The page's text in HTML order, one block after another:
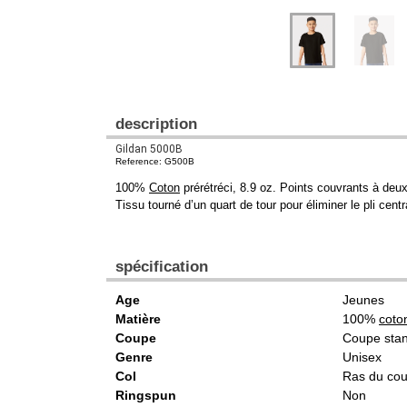
description
Gildan 5000B
Reference: G500B
100% Coton prérétréci, 8.9 oz. Points couvrants à
Tissu tourné d’un quart de tour pour éliminer le pli
spécification
Age
Jeunes
Matière
100%
Coupe
Coupe
Genre
Unisex
Col
Ras du cou
Ringspun
Non